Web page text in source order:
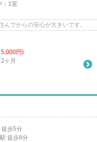
1室
でからの安心が大きいです。
円)
ヶ月
徒歩5分
駅 徒歩8分